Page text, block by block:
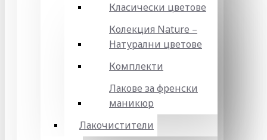
Класически цветове
Колекция Nature –
Натурални цветове
Комплекти
Лакове за френски
маникюр
Лакочистители